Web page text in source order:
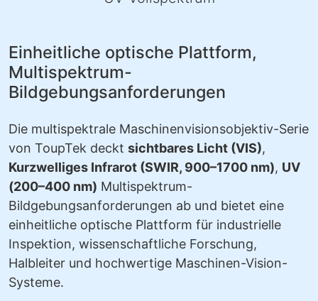
Einheitliche optische Plattform,
Multispektrum-
Bildgebungsanforderungen
Die multispektrale Maschinenvisionsobjektiv-Serie
von ToupTek deckt sichtbares Licht (VIS),
Kurzwelliges Infrarot (SWIR, 900–1700 nm), UV
(200–400 nm) Multispektrum-
Bildgebungsanforderungen ab und bietet eine
einheitliche optische Plattform für industrielle
Inspektion, wissenschaftliche Forschung,
Halbleiter und hochwertige Maschinen-Vision-
Systeme.